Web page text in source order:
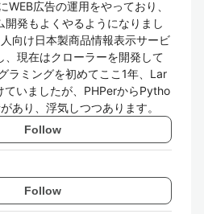
WEB広告の運用をやっており、
開発もよくやるようになりまし
向け日本製商品情報表示サービ
、現在はクローラーを開発して
ラミングを初めてここ1年、Lar
ていましたが、PHPerからPytho
あり、浮気しつつあります。
Follow
Follow